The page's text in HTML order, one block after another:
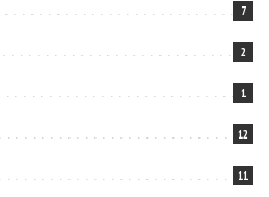
7
2
1
12
11